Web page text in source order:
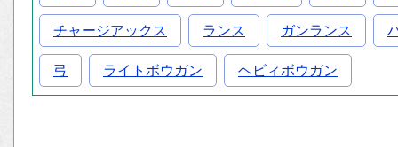
チャージアックス ランス ガンランス
弓 ライトボウガン ヘビィボウガン